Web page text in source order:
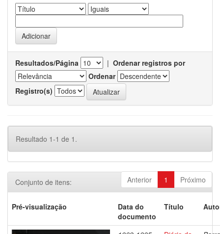
Resultados/Página | Ordenar registros por
Ordenar
Registro(s)
Resultado 1-1 de 1.
Anterior 1 Próximo
Conjunto de itens:
Pré-visualização
Data do
documento
Título